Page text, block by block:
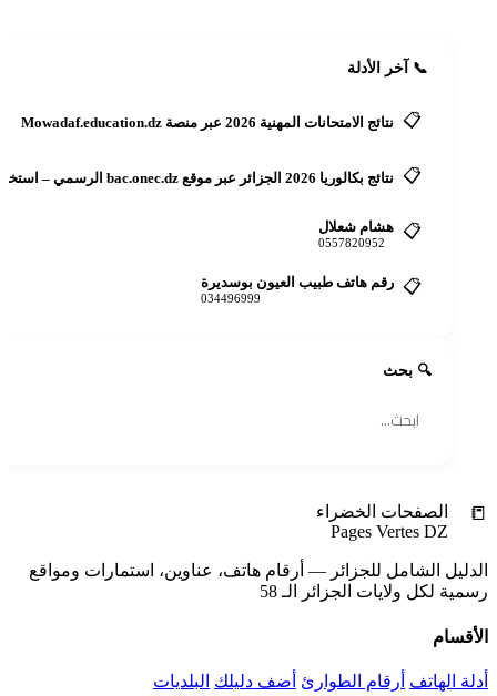
📞 آخر الأدلة
📋 نتائج الامتحانات المهنية 2026 عبر منصة Mowadaf.education.dz
📋 نتائج بكالوريا 2026 الجزائر عبر موقع bac.onec.dz الرسمي – استخراج كشف النقاط
📋 هشام شعلال
0557820952
📋 رقم هاتف طبيب العيون بوسديرة
034496999
🔍 بحث
📒
الصفحات الخضراء
Pages Vertes DZ
الدليل الشامل للجزائر — أرقام هاتف، عناوين، استمارات ومواقع
رسمية لكل ولايات الجزائر الـ 58
الأقسام
أدلة الهاتف أرقام الطوارئ أضف دليلك البلديات